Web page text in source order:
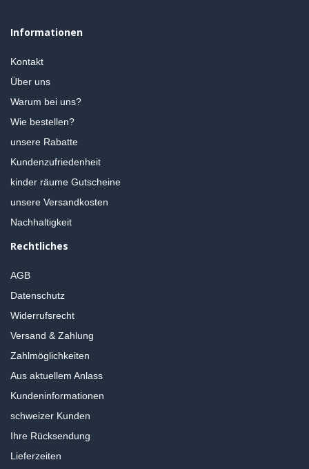
Informationen
Kontakt
Über uns
Warum bei uns?
Wie bestellen?
unsere Rabatte
Kundenzufriedenheit
kinder räume Gutscheine
unsere Versandkosten
Nachhaltigkeit
Rechtliches
AGB
Datenschutz
Widerrufsrecht
Versand & Zahlung
Zahlmöglichkeiten
Aus aktuellem Anlass
Kundeninformationen
schweizer Kunden
Ihre Rücksendung
Lieferzeiten